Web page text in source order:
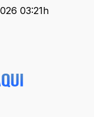
03:21h